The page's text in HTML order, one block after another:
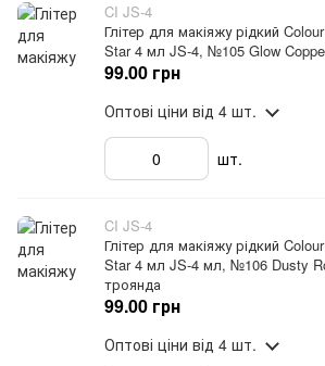
CI JS-4
Глітер для макіяжу рідкий
Star 4 мл JS-4, №105 Glow
99.00 грн
Оптові ціни від 4 шт.
шт.
CI JS-4
Глітер для макіяжу рідкий
Star 4 мл JS-4 мл, №106 Dusty
троянда
99.00 грн
Оптові ціни від 4 шт.